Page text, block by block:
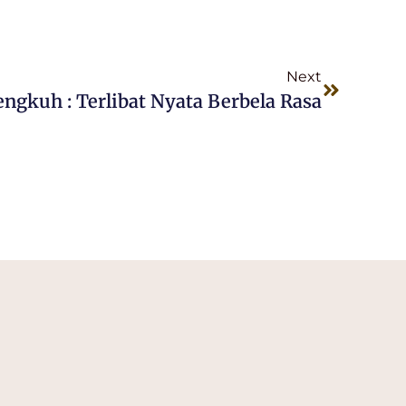
Next
: Terlibat Nyata Berbela Rasa